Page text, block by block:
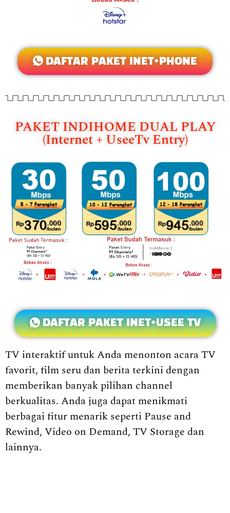
DAFTAR PAKET INET+PHONE
PAKET INDIHOME DUAL PLAY
(Internet + UseeTv Entry)
DAFTAR PAKET INET+USEE TV
TV interaktif untuk Anda menonton acara TV
favorit, film seru dan berita terkini dengan
memberikan banyak pilihan channel
berkualitas. Anda juga dapat menikmati
berbagai fitur menarik seperti Pause and
Rewind, Video on Demand, TV Storage dan
lainnya.